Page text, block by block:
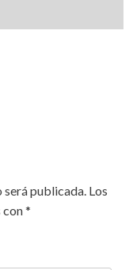
publicada. Los
con*